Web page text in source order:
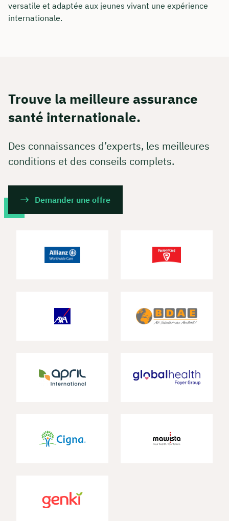
versatile et adaptée aux jeunes vivant une expérience
internationale.
Trouve la meilleure assurance
santé internationale.
Des connaissances d’experts, les meilleures
conditions et des conseils complets.
Demander une offre